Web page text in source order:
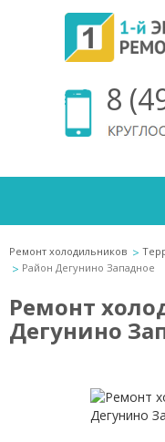
8
Ремонт холодильников
Район Дегунино Западное
Ремонт
Дегунино